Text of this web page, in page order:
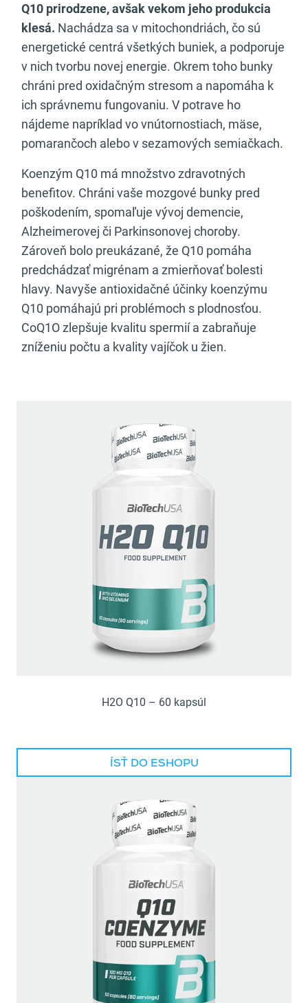
Q10 prirodzene, avšak vekom jeho produkcia
klesá. Nachádza sa v mitochondriách, čo sú
energetické centrá všetkých buniek, a podporuje
v nich tvorbu novej energie. Okrem toho bunky
chráni pred oxidačným stresom a napomáha k
ich správnemu fungovaniu. V potrave ho
nájdeme napríklad vo vnútornostiach, mäse,
pomarančoch alebo v sezamových semiačkach.
Koenzým Q10 má množstvo zdravotných
benefitov. Chráni vaše mozgové bunky pred
poškodením, spomaľuje vývoj demencie,
Alzheimerovej či Parkinsonovej choroby.
Zároveň bolo preukázané, že Q10 pomáha
predchádzať migrénam a zmierňovať bolesti
hlavy. Navyše antioxidačné účinky koenzýmu
Q10 pomáhajú pri problémoch s plodnosťou.
CoQ1O zlepšuje kvalitu spermií a zabraňuje
zníženiu počtu a kvality vajíčok u žien.
H2O Q10 – 60 kapsúl
ÍSŤ DO ESHOPU